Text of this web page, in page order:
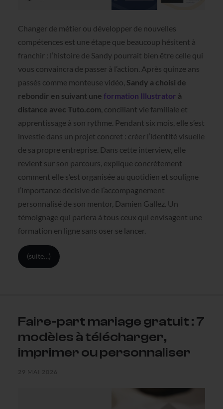
Changer de métier ou développer de nouvelles
compétences est une étape que beaucoup hésitent à
franchir : l’histoire de Sandy pourrait bien être celle qui
vous convaincra de passer à l’action. Après quinze ans
passés comme monteuse vidéo, Sandy a choisi de
rebondir en suivant une formation Illustrator à
distance avec Tuto.com, conciliant vie familiale et
apprentissage à son rythme. Pendant six mois, elle s’est
investie dans un projet concret : créer l’identité visuelle
de sa propre entreprise. Dans cette interview, elle
revient sur son parcours, explique concrètement
comment elle s’est organisée au quotidien et souligne
l’importance décisive de l’accompagnement
personnalisé de son mentor, Damien Gallez. Un
témoignage qui parlera à tous ceux qui envisagent une
formation en ligne sans oser se lancer.
(suite…)
Faire-part mariage gratuit : 7
modèles à télécharger,
imprimer ou personnaliser
29 MAI 2026